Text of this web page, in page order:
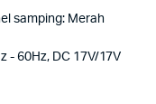
samping: Merah
- 60Hz, DC 17V/17V